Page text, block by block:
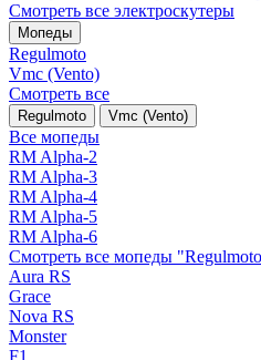
Смотреть все электро­скутеры
Мопеды
Regulmoto
Vmc (Vento)
Смотреть все
Regulmoto Vmc (Vento)
Все мопеды
RM Alpha-2
RM Alpha-3
RM Alpha-4
RM Alpha-5
RM Alpha-6
Смотреть все мопеды
Aura RS
Grace
Nova RS
Monster